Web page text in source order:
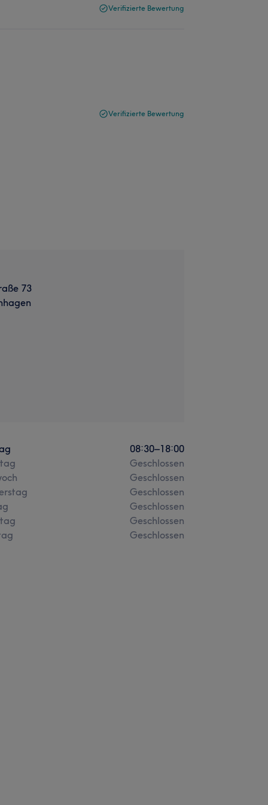
Verifizierte Bewertung
Verifizierte Bewertung
73
08:30–18:00
Geschlossen
Geschlossen
Geschlossen
Geschlossen
Geschlossen
Geschlossen